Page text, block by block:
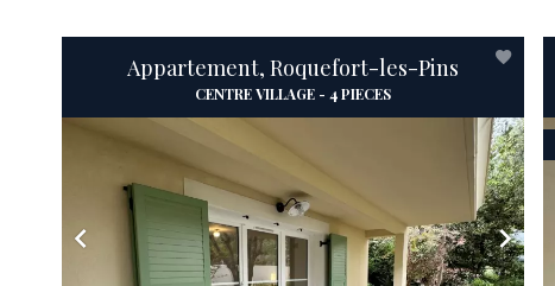
Appartement, Roquefort-les-Pins
CENTRE VILLAGE - 4 PIECES